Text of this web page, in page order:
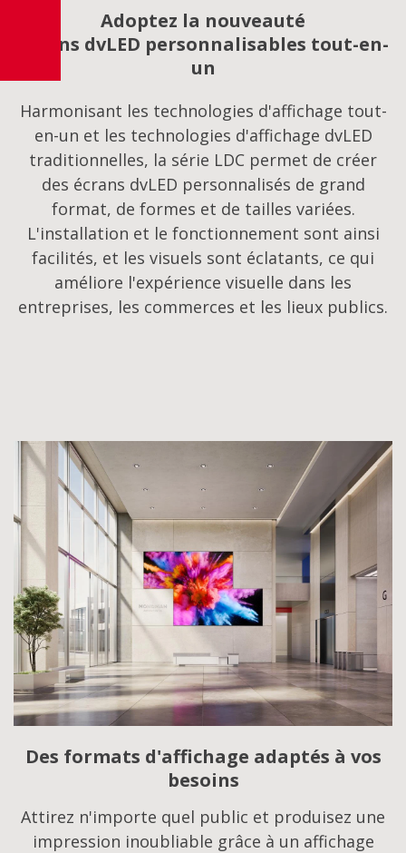
Adoptez la nouveauté
Écrans dvLED personnalisables tout-en-
un
Harmonisant les technologies d'affichage tout-
en-un et les technologies d'affichage dvLED
traditionnelles, la série LDC permet de créer
des écrans dvLED personnalisés de grand
format, de formes et de tailles variées.
L'installation et le fonctionnement sont ainsi
facilités, et les visuels sont éclatants, ce qui
améliore l'expérience visuelle dans les
entreprises, les commerces et les lieux publics.
Des formats d'affichage adaptés à vos
besoins
Attirez n'importe quel public et produisez une
impression inoubliable grâce à un affichage